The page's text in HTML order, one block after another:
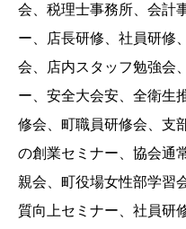
会、税理士事務所、会計
ー、店長研修、社員研修
会、店内スタッフ勉強会
ー、安全大会安、全衛生
修会、町職員研修会、支
の創業セミナー、協会通
親会、町役場女性部学習
質向上セミナー、社員研